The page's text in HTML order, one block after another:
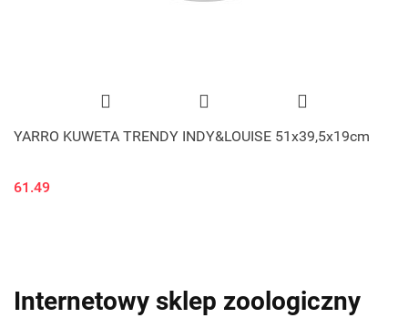
YARRO KUWETA TRENDY INDY&LOUISE 51x39,5x19cm
61.49
Internetowy sklep zoologiczny